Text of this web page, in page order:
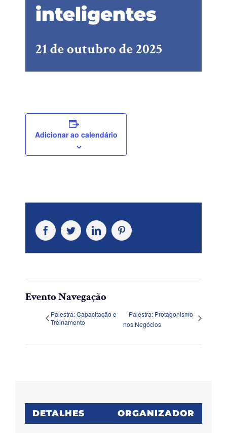
inteligentes
21 de outubro de 2025
Adicionar ao calendário
FacebookTwitterLinkedInPinterest
Evento Navegação
Palestra: Capacitação e
Treinamento
Palestra: Protagonismo
nos Negócios
DETALHES ORGANIZADOR